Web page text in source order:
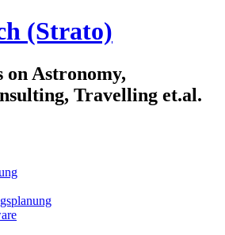
(Strato)
on Astronomy,
Travelling et.al.